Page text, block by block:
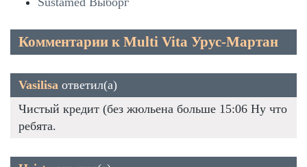
Комментарии к Multi Vita Урус-Мартан
Vasilisa ответил(а)
Чистый кредит (без жюльена больше 15:06 Ну что
ребята.